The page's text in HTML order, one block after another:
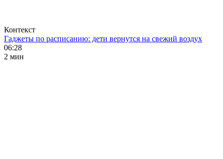
Контекст
Гаджеты по расписанию: дети вернутся на свежий воздух
06:28
2 мин